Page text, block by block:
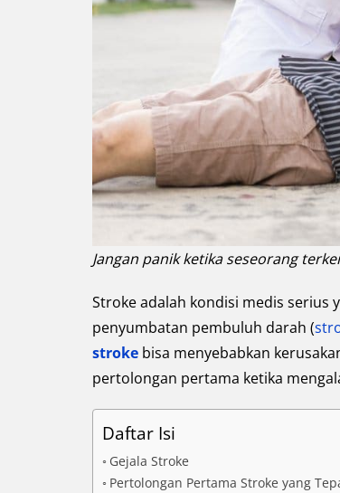
Jangan panik ketika seseorang
Stroke adalah kondisi medis serius
penyumbatan pembuluh darah (
stroke bisa menyebabkan
pertolongan pertama ketika
Daftar Isi
Gejala Stroke
Pertolongan Pertama Stroke yang